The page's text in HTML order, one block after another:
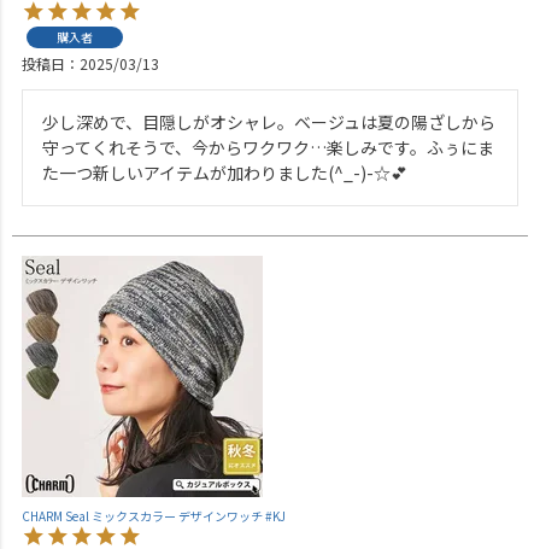
購入者
投稿日 2025/03/13
少し深めで、目隠しがオシャレ。ベージュは夏の陽ざしから
守ってくれそうで、今からワクワク…楽しみです。ふぅにま
た一つ新しいアイテムが加わりました(^_-)-☆💕
CHARM Seal ミックスカラー デザインワッチ #KJ